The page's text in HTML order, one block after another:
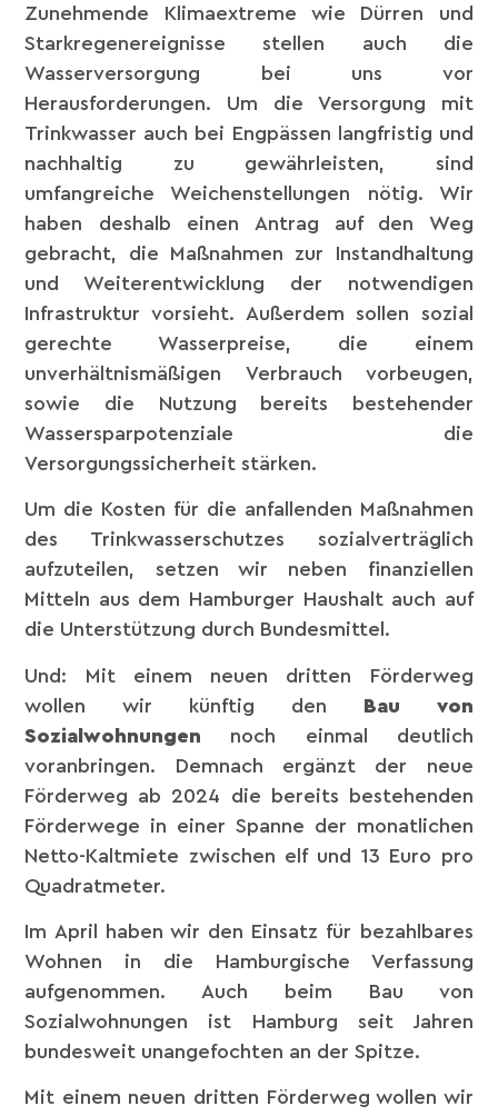
Zunehmende Klimaextreme wie Dürren und
Starkregenereignisse stellen auch die
Wasserversorgung bei uns vor
Herausforderungen. Um die Versorgung mit
Trinkwasser auch bei Engpässen langfristig und
nachhaltig zu gewährleisten, sind
umfangreiche Weichenstellungen nötig. Wir
haben deshalb einen Antrag auf den Weg
gebracht, die Maßnahmen zur Instandhaltung
und Weiterentwicklung der notwendigen
Infrastruktur vorsieht. Außerdem sollen sozial
gerechte Wasserpreise, die einem
unverhältnismäßigen Verbrauch vorbeugen,
sowie die Nutzung bereits bestehender
Wassersparpotenziale die
Versorgungssicherheit stärken.
Um die Kosten für die anfallenden Maßnahmen
des Trinkwasserschutzes sozialverträglich
aufzuteilen, setzen wir neben finanziellen
Mitteln aus dem Hamburger Haushalt auch auf
die Unterstützung durch Bundesmittel.
Und: Mit einem neuen dritten Förderweg
wollen wir künftig den Bau von
Sozialwohnungen noch einmal deutlich
voranbringen. Demnach ergänzt der neue
Förderweg ab 2024 die bereits bestehenden
Förderwege in einer Spanne der monatlichen
Netto-Kaltmiete zwischen elf und 13 Euro pro
Quadratmeter.
Im April haben wir den Einsatz für bezahlbares
Wohnen in die Hamburgische Verfassung
aufgenommen. Auch beim Bau von
Sozialwohnungen ist Hamburg seit Jahren
bundesweit unangefochten an der Spitze.
Mit einem neuen dritten Förderweg wollen wir